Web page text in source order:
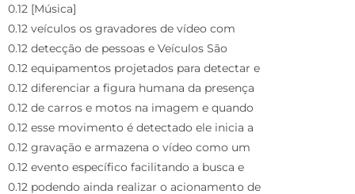
0.12 [Música]
0.12 veículos os gravadores de vídeo com
0.12 detecção de pessoas e Veículos São
0.12 equipamentos projetados para detectar e
0.12 diferenciar a figura humana da presença
0.12 de carros e motos na imagem e quando
0.12 esse movimento é detectado ele inicia a
0.12 gravação e armazena o vídeo como um
0.12 evento específico facilitando a busca e
0.12 podendo ainda realizar o acionamento de